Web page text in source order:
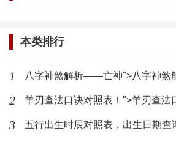
最聪明的八字
本类排行
1 八字神煞解析——亡神">八字神
2 羊刃查法口诀对照表！">羊刃查法
3